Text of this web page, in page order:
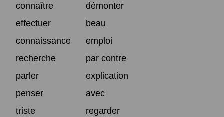
connaître
démonter
effectuer
beau
connaissance
emploi
recherche
par contre
parler
explication
penser
avec
triste
regarder